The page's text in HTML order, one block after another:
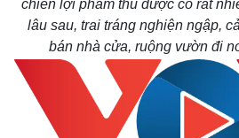
chiến lợi phẩm thu được có rất
lâu sau, trai tráng nghiện ngập,
bán nhà cửa, ruộng vườn đi